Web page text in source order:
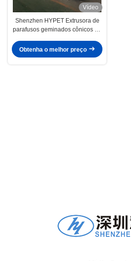
Vídeo
Shenzhen HYPET Extrusora de
parafusos geminados cônicos de
51/110
Obtenha o melhor preço